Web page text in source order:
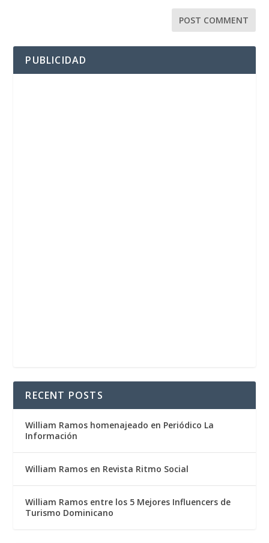
PUBLICIDAD
RECENT POSTS
William Ramos homenajeado en Periódico La
Información
William Ramos en Revista Ritmo Social
William Ramos entre los 5 Mejores Influencers de
Turismo Dominicano